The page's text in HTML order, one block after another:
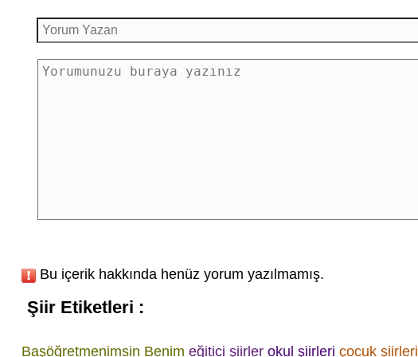
Bu içerik hakkında henüz yorum yazılmamış.
Şiir Etiketleri :
Başöğretmenimsin Benim eğitici şiirler okul şiirleri çocuk şiirleri